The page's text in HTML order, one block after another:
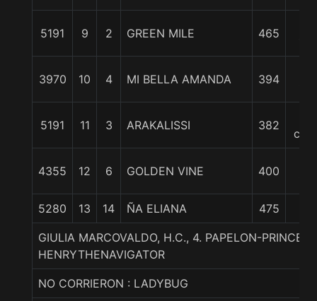
5191 9 2 GREEN MILE 465
3970 10 4 MI BELLA AMANDA 394
5191 11 3 ARAKALISSI 382
4355 12 6 GOLDEN VINE 400
5280 13 14 ÑA ELIANA 475
GIULIA MARCOVALDO, H.C., 4. PAPELON-
HENRYTHENAVIGATOR
NO CORRIERON : LADYBUG